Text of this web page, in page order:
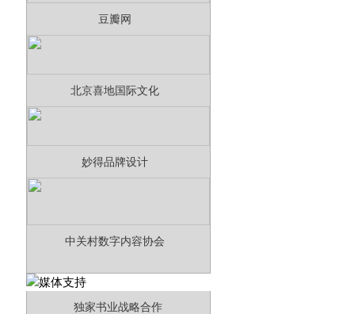
豆瓣网
北京喜地国际文化
妙得品牌设计
中关村数字内容协会
独家书业战略合作